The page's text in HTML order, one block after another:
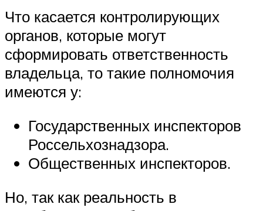
Что касается контролирующих
органов, которые могут
сформировать ответственность
владельца, то такие полномочия
имеются у:
Государственных инспекторов
Россельхознадзора.
Общественных инспекторов.
Но, так как реальность в